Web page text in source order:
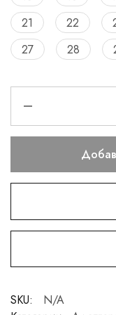
21
22
27
28
SKU:
N/A